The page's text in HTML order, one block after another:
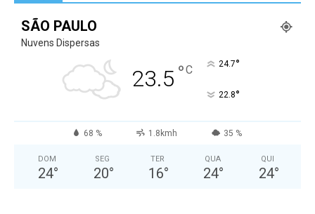
SÃO PAULO
Nuvens Dispersas
23.5 °C 24.7°
22.8°
68 % 1.8kmh 35 %
DOM
24°
SEG
20°
TER
16°
QUA
24°
QUI
24°